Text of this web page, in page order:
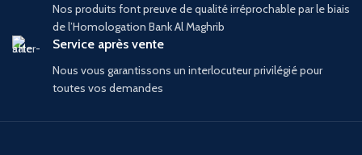
Nos produits font preuve de qualité irréprochable par le biais
de l’Homologation Bank Al Maghrib
Service après vente
Nous vous garantissons un interlocuteur privilégié pour
toutes vos demandes